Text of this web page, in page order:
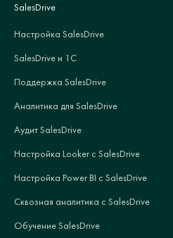
SalesDrive
Настройка SalesDrive
SalesDrive и 1С
Поддержка SalesDrive
Аналитика для SalesDrive
Аудит SalesDrive
Настройка Looker с SalesDrive
Настройка Power BI с SalesDrive
Сквозная аналитика с SalesDrive
Обучение SalesDrive